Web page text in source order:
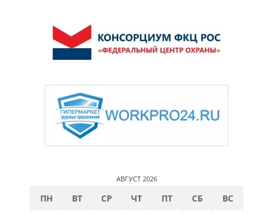
АВГУСТ 2026
ПН ВТ СР ЧТ ПТ СБ
ВС